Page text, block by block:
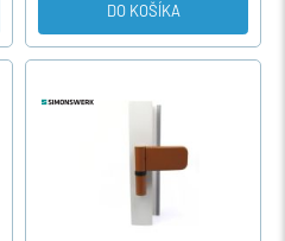
DO KOŠÍKA